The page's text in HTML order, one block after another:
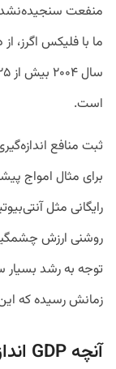
منفعت
ما با فلیکس اگرز،
است.
ثبت منافع
برای مثال امواج
رایگانی مثل
روشنی ارزش
توجه به رشد بسیار
زمانش رسیده که
آنچه GDP اندازه‌گیری نمی‌کند